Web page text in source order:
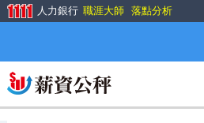
人力銀行 職涯大師 落點分析